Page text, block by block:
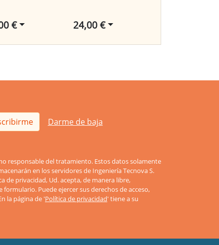
€ 24,00 €
Darme de baja
responsable del tratamiento. Estos datos solamente
en los servidores de Ingeniería Tecnova S.
de privacidad, Ud. acepta, de manera libre,
Puede ejercer sus derechos de acceso,
la página de 'Política de privacidad' tiene a su